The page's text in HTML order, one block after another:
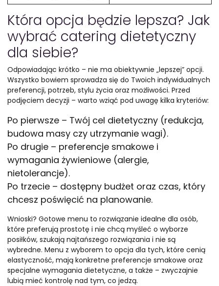
Która opcja będzie lepsza? Jak
wybrać catering dietetyczny
dla siebie?
Odpowiadając krótko – nie ma obiektywnie „lepszej” opcji.
Wszystko bowiem sprowadza się do Twoich indywidualnych
preferencji, potrzeb, stylu życia oraz możliwości. Przed
podjęciem decyzji – warto wziąć pod uwagę kilka kryteriów:
Po pierwsze – Twój cel dietetyczny (redukcja,
budowa masy czy utrzymanie wagi).
Po drugie – preferencje smakowe i
wymagania żywieniowe (alergie,
nietolerancje).
Po trzecie – dostępny budżet oraz czas, który
chcesz poświęcić na planowanie.
Wnioski? Gotowe menu to rozwiązanie idealne dla osób,
które preferują prostotę i nie chcą myśleć o wyborze
posiłków, szukają najtańszego rozwiązania i nie są
wybredne. Menu z wyborem to opcja dla tych, które cenią
elastyczność, mają konkretne preferencje smakowe oraz
specjalne wymagania dietetyczne, a także – zwyczajnie
lubią mieć kontrolę nad tym, co jedzą.